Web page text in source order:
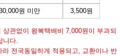
원 미만 3,500원
관없이 왕복택배비 7,000원이 부과되
니다.
전국동일하게 적용되고, 교환이나 반